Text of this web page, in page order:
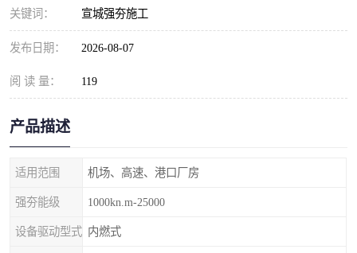
关键词： 宣城强夯施工
发布日期： 2026-08-07
阅 读 量： 119
产品描述
适用范围 机场、高速、港口厂房
强夯能级 1000kn.m-25000
设备驱动型式 内燃式